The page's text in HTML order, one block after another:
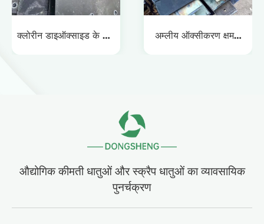
क्लोरीन डाइऑक्साइड के लिए अम्लीय ऑक्सीकरण क्षमता
औद्योगिक कीमती धातुओं और स्क्रैप धातुओं का व्यावसायिक
पुनर्चक्रण